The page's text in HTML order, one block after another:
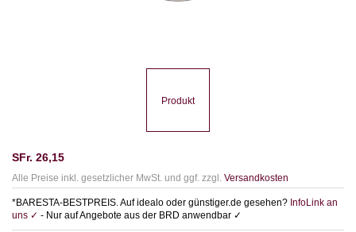
Produkt
SFr. 26,15
Alle Preise inkl. gesetzlicher MwSt. und ggf. zzgl. Versandkosten
*BARESTA-BESTPREIS. Auf idealo oder günstiger.de gesehen? InfoLink an
uns ✓ - Nur auf Angebote aus der BRD anwendbar ✓